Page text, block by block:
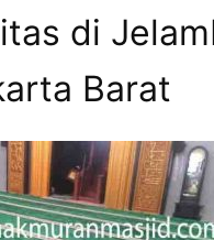
di
Barat